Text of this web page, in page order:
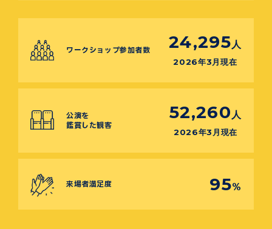
ワークショップ参加者数 24,295 人
2026年3月現在
公演を
鑑賞した観客
52,260 人
2026年3月現在
来場者満足度 95%